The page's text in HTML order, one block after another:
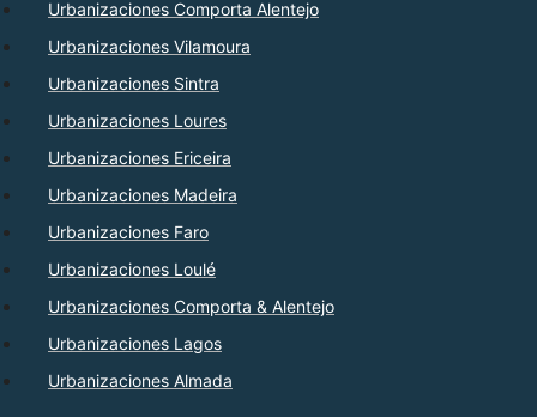
Urbanizaciones Comporta Alentejo
Urbanizaciones Vilamoura
Urbanizaciones Sintra
Urbanizaciones Loures
Urbanizaciones Ericeira
Urbanizaciones Madeira
Urbanizaciones Faro
Urbanizaciones Loulé
Urbanizaciones Comporta & Alentejo
Urbanizaciones Lagos
Urbanizaciones Almada